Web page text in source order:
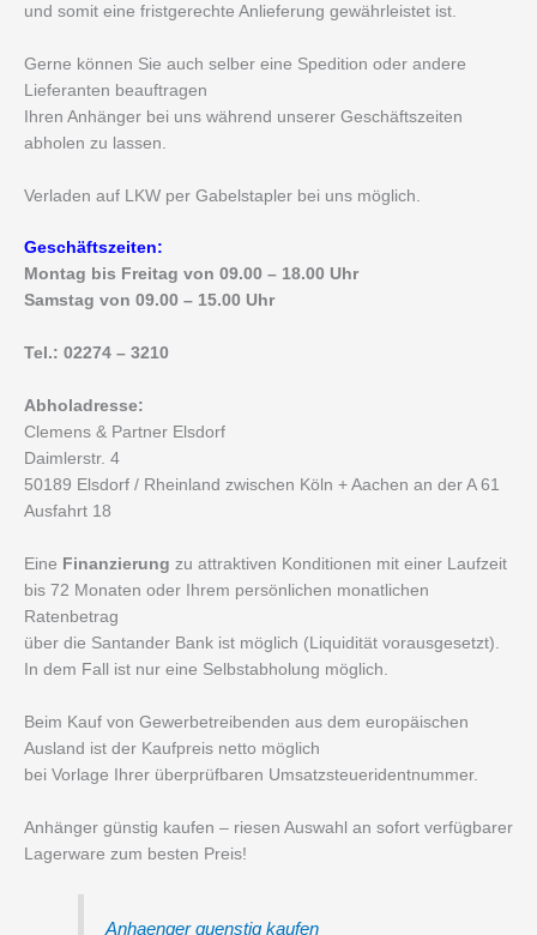
und somit eine fristgerechte Anlieferung gewährleistet ist.
Gerne können Sie auch selber eine Spedition oder andere
Lieferanten beauftragen
Ihren Anhänger bei uns während unserer Geschäftszeiten
abholen zu lassen.
Verladen auf LKW per Gabelstapler bei uns möglich.
Geschäftszeiten:
Montag bis Freitag von 09.00 – 18.00 Uhr
Samstag von 09.00 – 15.00 Uhr
Tel.: 02274 – 3210
Abholadresse:
Clemens & Partner Elsdorf
Daimlerstr. 4
50189 Elsdorf / Rheinland zwischen Köln + Aachen an der A 61
Ausfahrt 18
Eine Finanzierung zu attraktiven Konditionen mit einer Laufzeit
bis 72 Monaten oder Ihrem persönlichen monatlichen
Ratenbetrag
über die Santander Bank ist möglich (Liquidität vorausgesetzt).
In dem Fall ist nur eine Selbstabholung möglich.
Beim Kauf von Gewerbetreibenden aus dem europäischen
Ausland ist der Kaufpreis netto möglich
bei Vorlage Ihrer überprüfbaren Umsatzsteueridentnummer.
Anhänger günstig kaufen – riesen Auswahl an sofort verfügbarer
Lagerware zum besten Preis!
Anhaenger guenstig kaufen